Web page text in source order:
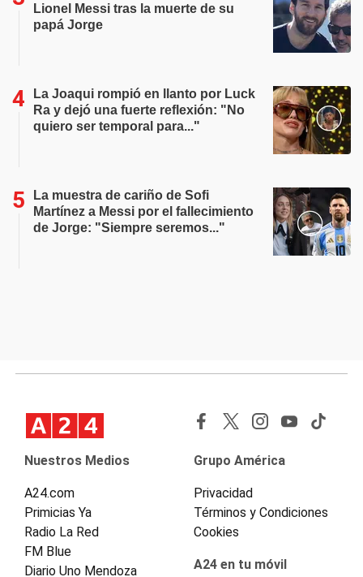
Lionel Messi tras la muerte de su
papá Jorge
La Joaqui rompió en llanto por Luck
Ra y dejó una fuerte reflexión: "No
quiero ser temporal para..."
La muestra de cariño de Sofi
Martínez a Messi por el fallecimiento
de Jorge: "Siempre seremos..."
Nuestros Medios
A24.com
Primicias Ya
Radio La Red
FM Blue
Diario Uno Mendoza
Grupo América
Privacidad
Términos y Condiciones
Cookies
A24 en tu móvil